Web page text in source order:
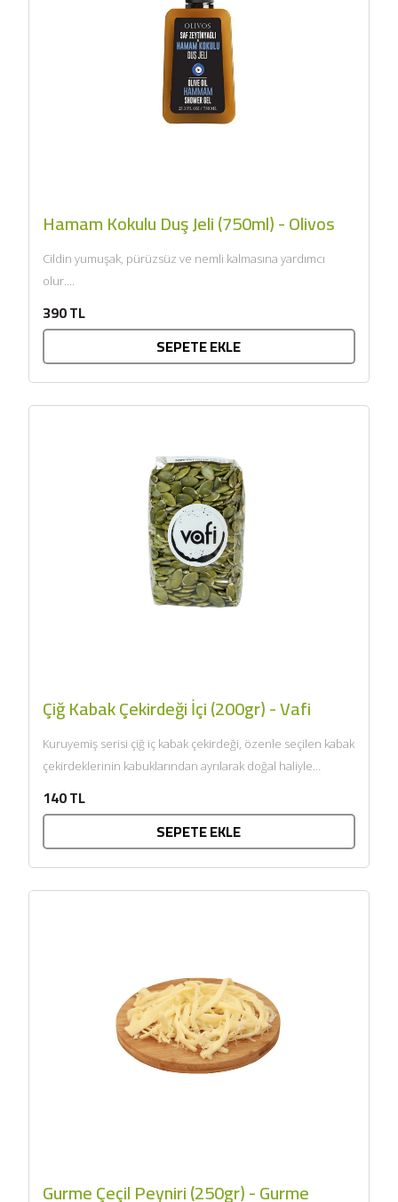
Hamam Kokulu Duş Jeli (750ml) - Olivos
Cildin yumuşak, pürüzsüz ve nemli kalmasına yardımcı
olur....
390 TL
SEPETE EKLE
Çiğ Kabak Çekirdeği İçi (200gr) - Vafi
Kuruyemiş serisi çiğ iç kabak çekirdeği, özenle seçilen kabak
çekirdeklerinin kabuklarından ayrılarak doğal haliyle
140 TL
SEPETE EKLE
Gurme Çeçil Peyniri (250gr) - Gurme
SEPETE EKLE